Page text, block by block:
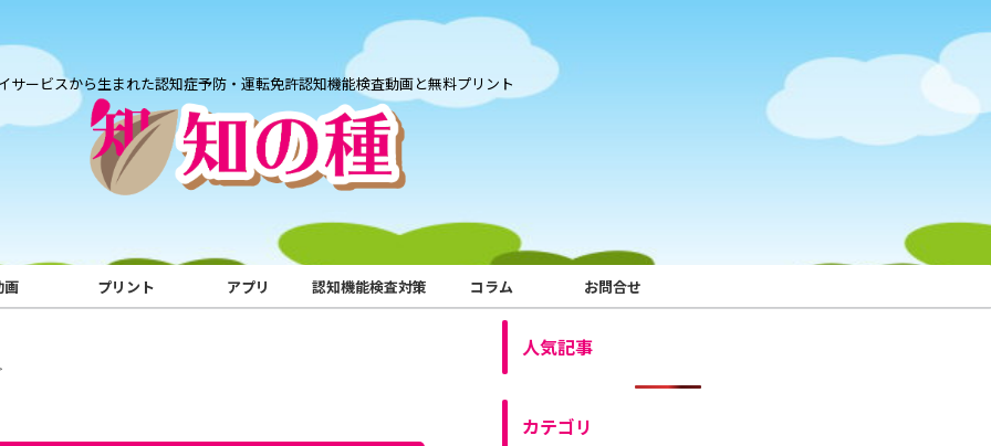
サービスから生まれた認知症予防・運転免許認知機能検査動画と無料プリント
画 プリント アプリ 認知機能検査対策 コラム お問合せ
人気記事
カテゴリ